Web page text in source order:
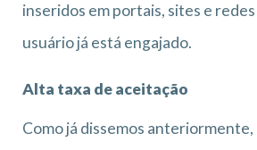
inseridos em portais, sites e
usuário já está engajado.
Alta taxa de aceitação
Como já dissemos